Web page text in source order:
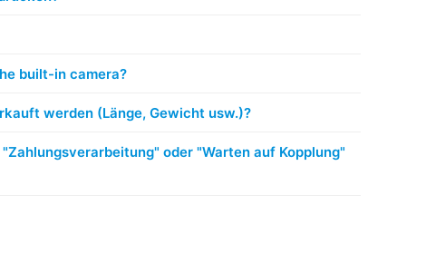
built-in camera?
werden (Länge, Gewicht usw.)?
oder "Warten auf Kopplung"